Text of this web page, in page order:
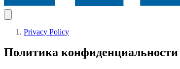
Privacy Policy
Политика конфиденциальности